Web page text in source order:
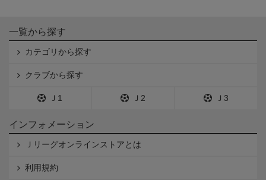
一覧から探す
カテゴリから探す
クラブから探す
Ｊ1 Ｊ2 Ｊ3
インフォメーション
Ｊリーグオンラインストアとは
利用規約